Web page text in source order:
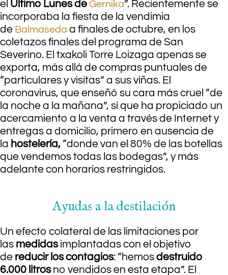
el Último Lunes de Gernika”. Recientemente se
incorporaba la fiesta de la vendimia
de Balmaseda a finales de octubre, en los
coletazos finales del programa de San
Severino. El txakoli Torre Loizaga apenas se
exporta, más allá de compras puntuales de
“particulares y visitas” a sus viñas. El
coronavirus, que enseñó su cara más cruel “de
la noche a la mañana”, sí que ha propiciado un
acercamiento a la venta a través de Internet y
entregas a domicilio, primero en ausencia de
la hostelería, “donde van el 80% de las botellas
que vendemos todas las bodegas”, y más
adelante con horarios restringidos.
Ayudas a la destilación
Un efecto colateral de las limitaciones por
las medidasimplantadas con el objetivo
de reducir los contagios: “hemosdestruido
6.000 litrosno vendidos en esta etapa”. El